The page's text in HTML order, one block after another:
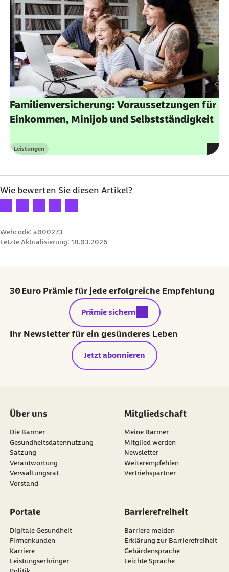
Familienversicherung: Voraussetzungen für
Einkommen, Minijob und Selbstständigkeit
Kategorie
Leistungen
Wie bewerten Sie diesen Artikel?
Webcode: a000273
Letzte Aktualisierung: 18.03.2026
30 Euro Prämie für jede erfolgreiche Empfehlung
externer Link:
Prämie sichern
Ihr Newsletter für ein gesünderes Leben
Jetzt abonnieren
Über uns
Die Barmer
Gesundheitsdatennutzung
Satzung
Verantwortung
Verwaltungsrat
Vorstand
Mitgliedschaft
Meine Barmer
Mitglied werden
Newsletter
externer Link:
Weiterempfehlen
Vertriebspartner
Portale
Digitale Gesundheit
Firmenkunden
Karriere
Leistungserbringer
Barrierefreiheit
Barriere melden
Erklärung zur Barrierefreiheit
Gebärdensprache
Leichte Sprache